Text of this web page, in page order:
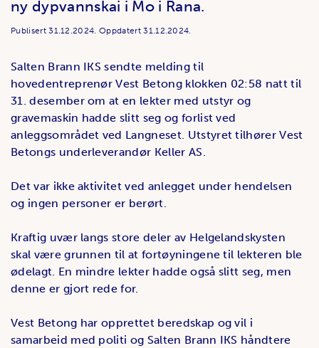
ny dypvannskai i Mo i Rana.
Publisert31.12.2024.Oppdatert31.12.2024.
Salten Brann IKS sendte melding til
hovedentreprenør Vest Betong klokken 02:58 natt til
31. desember om at en lekter med utstyr og
gravemaskin hadde slitt seg og forlist ved
anleggsområdet ved Langneset. Utstyret tilhører Vest
Betongs underleverandør Keller AS.
Det var ikke aktivitet ved anlegget under hendelsen
og ingen personer er berørt.
Kraftig uvær langs store deler av Helgelandskysten
skal være grunnen til at fortøyningene til lekteren ble
ødelagt. En mindre lekter hadde også slitt seg, men
denne er gjort rede for.
Vest Betong har opprettet beredskap og vil i
samarbeid med politi og Salten Brann IKS håndtere